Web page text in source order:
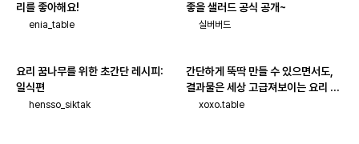
리를 좋아해요!
enia_table
좋을 샐러드 공식 공개~
실버버드
요리 꿈나무를 위한 초간단 레시피:
일식편
hensso_siktak
간단하게 뚝딱 만들 수 있으면서도,
결과물은 세상 고급져보이는 요리 모
xoxo.table